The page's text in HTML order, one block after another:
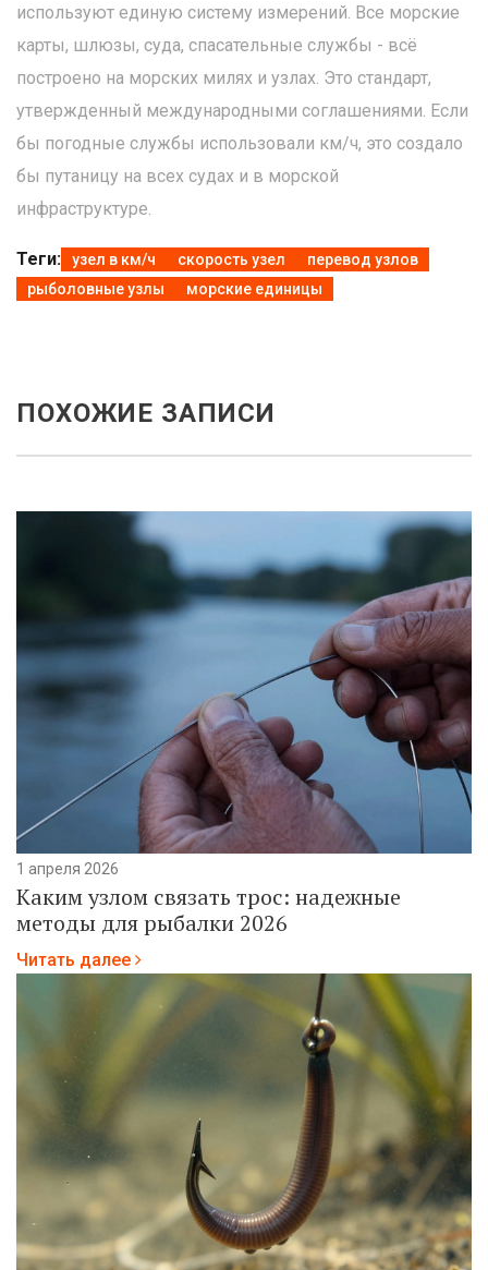
используют единую систему измерений. Все морские
карты, шлюзы, суда, спасательные службы - всё
построено на морских милях и узлах. Это стандарт,
утвержденный международными соглашениями. Если
бы погодные службы использовали км/ч, это создало
бы путаницу на всех судах и в морской
инфраструктуре.
Теги: узел в км/ч скорость узел
перевод узлов
рыболовные узлы
морские единицы
ПОХОЖИЕ ЗАПИСИ
1 апреля 2026
Каким узлом связать трос: надежные
методы для рыбалки 2026
Читать далее